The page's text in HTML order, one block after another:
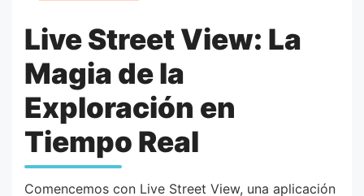
Live Street View: La
Magia de la
Exploración en
Tiempo Real
Comencemos con Live Street View, una aplicación